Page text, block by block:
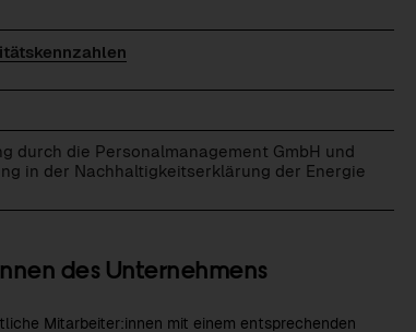
durch die Personalmanagement GmbH und
in der Nachhaltigkeitserklärung der Energie
des Unternehmens
Mitarbeiter:innen mit einem entsprechenden